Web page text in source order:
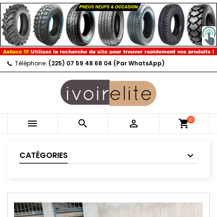
Téléphone: (225) 07 59 48 68 04 (Par WhatsApp)
   shopping_cart0
CATÉGORIES